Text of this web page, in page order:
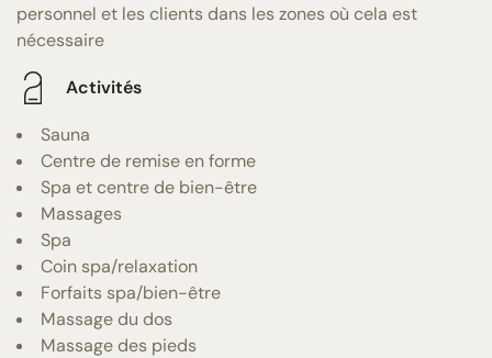
personnel et les clients dans les zones où cela est
nécessaire
Activités
Sauna
Centre de remise en forme
Spa et centre de bien-être
Massages
Spa
Coin spa/relaxation
Forfaits spa/bien-être
Massage du dos
Massage des pieds